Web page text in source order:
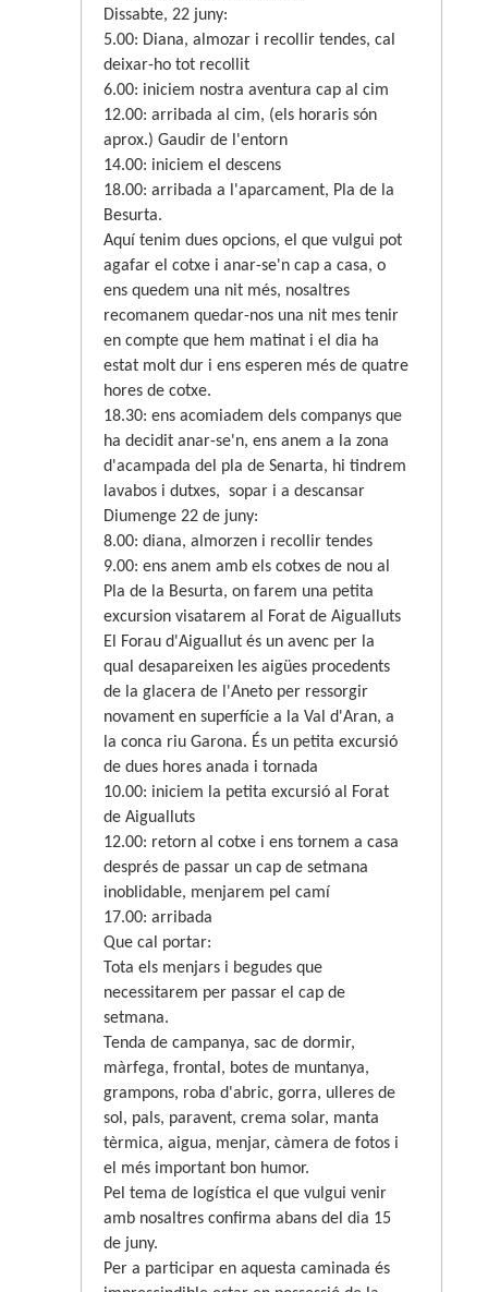
Dissabte, 22 juny:
5.00: Diana, almozar i recollir tendes, cal
deixar-ho tot recollit
6.00: iniciem nostra aventura cap al cim
12.00: arribada al cim, (els horaris són
aprox.) Gaudir de l'entorn
14.00: iniciem el descens
18.00: arribada a l'aparcament, Pla de la
Besurta.
Aquí tenim dues opcions, el que vulgui pot
agafar el cotxe i anar-se'n cap a casa, o
ens quedem una nit més, nosaltres
recomanem quedar-nos una nit mes tenir
en compte que hem matinat i el dia ha
estat molt dur i ens esperen més de quatre
hores de cotxe.
18.30: ens acomiadem dels companys que
ha decidit anar-se'n, ens anem a la zona
d'acampada del pla de Senarta, hi tindrem
lavabos i dutxes, sopar i a descansar
Diumenge 22 de juny:
8.00: diana, almorzen i recollir tendes
9.00: ens anem amb els cotxes de nou al
Pla de la Besurta, on farem una petita
excursion visatarem al Forat de Aigualluts
El Forau d'Aiguallut és un avenc per la
qual desapareixen les aigües procedents
de la glacera de l'Aneto per ressorgir
novament en superfície a la Val d'Aran, a
la conca riu Garona. És un petita excursió
de dues hores anada i tornada
10.00: iniciem la petita excursió al Forat
de Aigualluts
12.00: retorn al cotxe i ens tornem a casa
després de passar un cap de setmana
inoblidable, menjarem pel camí
17.00: arribada
Que cal portar:
Tota els menjars i begudes que
necessitarem per passar el cap de
setmana.
Tenda de campanya, sac de dormir,
màrfega, frontal, botes de muntanya,
grampons, roba d'abric, gorra, ulleres de
sol, pals, paravent, crema solar, manta
tèrmica, aigua, menjar, càmera de fotos i
el més important bon humor.
Pel tema de logística el que vulgui venir
amb nosaltres confirma abans del dia 15
de juny.
Per a participar en aquesta caminada és